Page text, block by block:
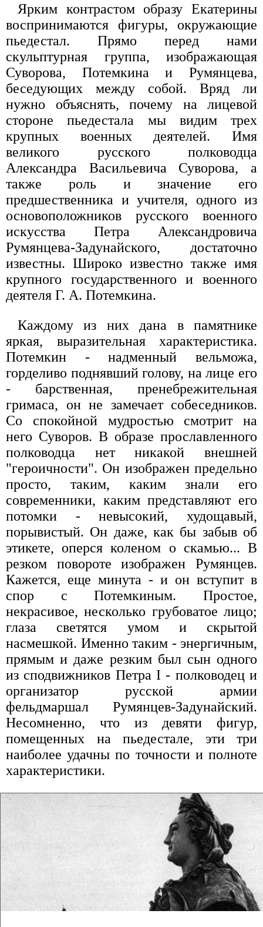
Ярким контрастом образу Екатерины
воспринимаются фигуры, окружающие
пьедестал. Прямо перед нами
скульптурная группа, изображающая
Суворова, Потемкина и Румянцева,
беседующих между собой. Вряд ли
нужно объяснять, почему на лицевой
стороне пьедестала мы видим трех
крупных военных деятелей. Имя
великого русского полководца
Александра Васильевича Суворова, а
также роль и значение его
предшественника и учителя, одного из
основоположников русского военного
искусства Петра Александровича
Румянцева-Задунайского, достаточно
известны. Широко известно также имя
крупного государственного и военного
деятеля Г. А. Потемкина.
Каждому из них дана в памятнике
яркая, выразительная характеристика.
Потемкин - надменный вельможа,
горделиво поднявший голову, на лице его
- барственная, пренебрежительная
гримаса, он не замечает собеседников.
Со спокойной мудростью смотрит на
него Суворов. В образе прославленного
полководца нет никакой внешней
"героичности". Он изображен предельно
просто, таким, каким знали его
современники, каким представляют его
потомки - невысокий, худощавый,
порывистый. Он даже, как бы забыв об
этикете, оперся коленом о скамью... В
резком повороте изображен Румянцев.
Кажется, еще минута - и он вступит в
спор с Потемкиным. Простое,
некрасивое, несколько грубоватое лицо;
глаза светятся умом и скрытой
насмешкой. Именно таким - энергичным,
прямым и даже резким был сын одного
из сподвижников Петра I - полководец и
организатор русской армии
фельдмаршал Румянцев-Задунайский.
Несомненно, что из девяти фигур,
помещенных на пьедестале, эти три
наиболее удачны по точности и полноте
характеристики.